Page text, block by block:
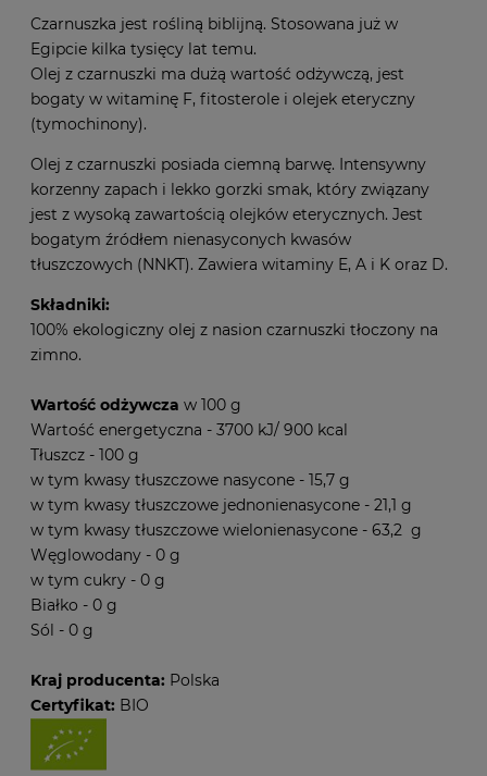
Czarnuszka jest rośliną biblijną. Stosowana już w
Egipcie kilka tysięcy lat temu.
Olej z czarnuszki ma dużą wartość odżywczą, jest
bogaty w witaminę F, fitosterole i olejek eteryczny
(tymochinony).
Olej z czarnuszki posiada ciemną barwę. Intensywny
korzenny zapach i lekko gorzki smak, który związany
jest z wysoką zawartością olejków eterycznych. Jest
bogatym źródłem nienasyconych kwasów
tłuszczowych (NNKT). Zawiera witaminy E, A i K oraz D.
Składniki:
100% ekologiczny olej z nasion czarnuszki tłoczony na
zimno.
Wartość odżywcza w 100 g
Wartość energetyczna - 3700 kJ/ 900 kcal
Tłuszcz - 100 g
w tym kwasy tłuszczowe nasycone - 15,7 g
w tym kwasy tłuszczowe jednonienasycone - 21,1 g
w tym kwasy tłuszczowe wielonienasycone - 63,2 g
Węglowodany - 0 g
w tym cukry - 0 g
Białko - 0 g
Sól - 0 g
Kraj producenta: Polska
Certyfikat: BIO